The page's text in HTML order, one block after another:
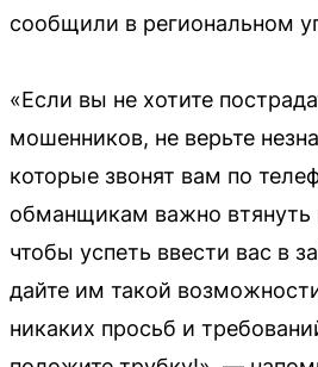
сообщили в региональном
«Если вы не хотите
мошенников, не верьте
которые звонят вам по
обманщикам важно втянуть
чтобы успеть ввести вас в
дайте им такой
никаких просьб и